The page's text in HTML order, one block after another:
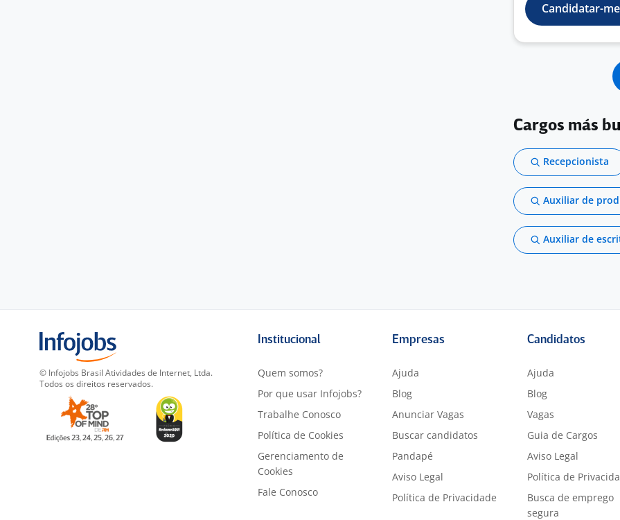
Candidatar-me
Cargos más
Recepcionista
Auxiliar de
Auxiliar de
© Infojobs Brasil Atividades de Internet, Ltda.
Todos os direitos reservados.
Institucional
Quem somos?
Por que usar Infojobs?
Trabalhe Conosco
Política de Cookies
Gerenciamento de
Cookies
Fale Conosco
Empresas
Ajuda
Blog
Anunciar Vagas
Buscar candidatos
Pandapé
Aviso Legal
Política de Privacidade
Candidatos
Ajuda
Blog
Vagas
Guia de Cargos
Aviso Legal
Política de
Busca de emprego
segura